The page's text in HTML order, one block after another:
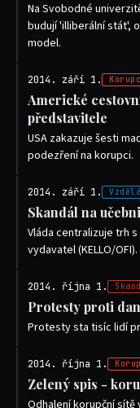
Na Svobodné
budují 'illiberální stát',
model.
2014. září 1.
Americké
představitele
USA zakazuje šesti
podezření na korupci.
2014. září 1.
Skandál na
Vláda centralizuje trh
vydavatel (KELLO/OFI).
2014. října 1.
Protesty proti
Protesty sta tisíc lidí
2014. října 1.
Zelený spis -
Odhalení korupční sítě